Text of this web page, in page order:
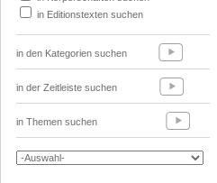
in Editionstexten suchen
in den Kategorien suchen
in der Zeitleiste suchen
in Themen suchen